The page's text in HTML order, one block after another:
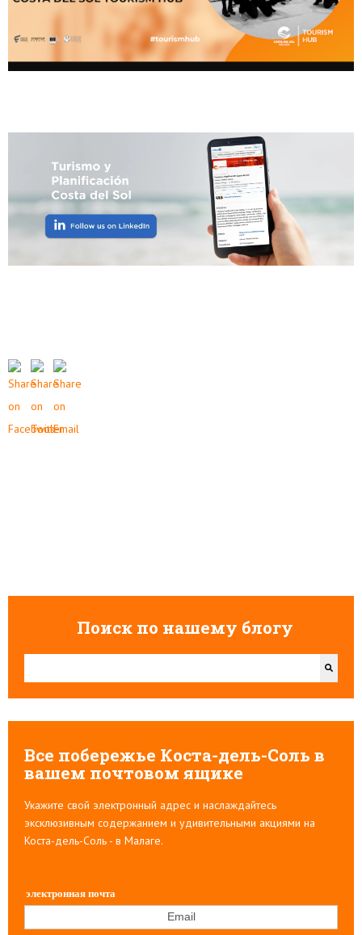
Поиск по нашему блогу
Это поле поиска с прикрепленной функцией автоподстановки.
Все побережье Коста-дель-Соль в
вашем почтовом ящике
Укажите свой электронный адрес и наслаждайтесь
эксклюзивным содержанием и удивительными акциями на
Коста-дель-Соль - в Малаге.
электронная почта